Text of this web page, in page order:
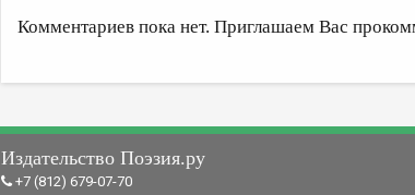
Комментариев пока нет. Приглашаем Вас
Издательство Поэзия.ру
+7 (812) 679-07-70